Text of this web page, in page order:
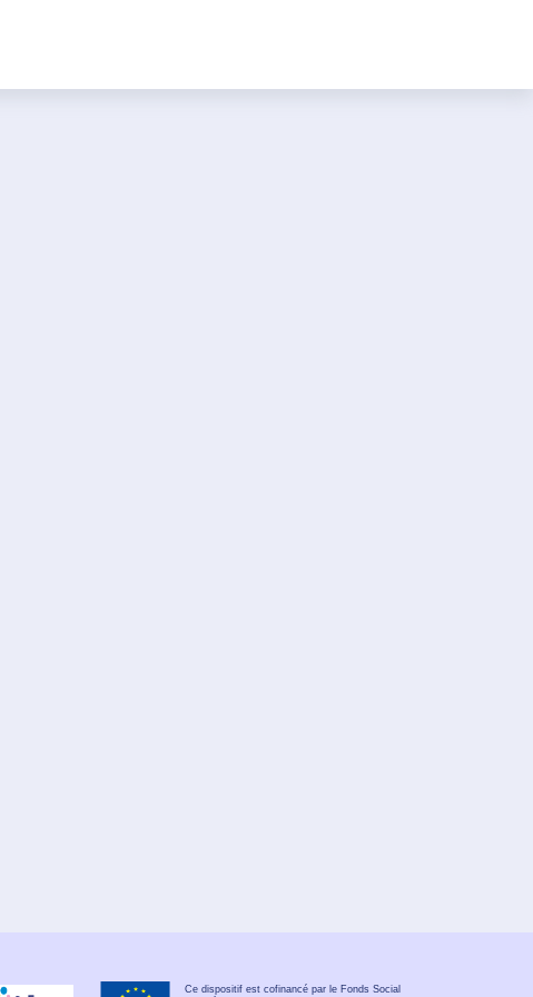
Ce dispositif est cofinancé par le Fonds Social